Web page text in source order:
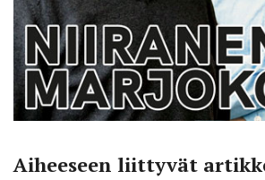
Aiheeseen liittyvät